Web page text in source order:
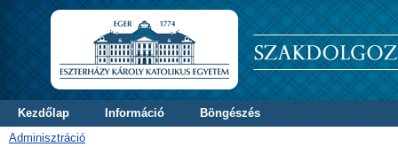
Kezdőlap Információ
Böngészés
Adminisztráció